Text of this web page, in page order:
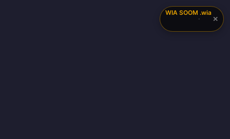
WIA SOOM
·
.wia
✕